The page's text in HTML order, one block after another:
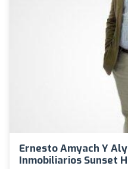
Ernesto Amyach Y
Inmobiliarios Sunset